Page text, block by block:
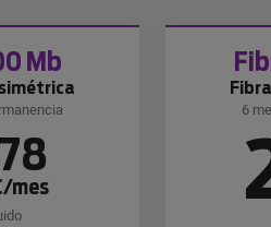
Mb
78
mes
6